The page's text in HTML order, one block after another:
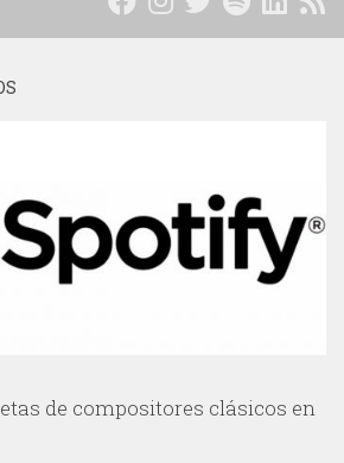
de compositores clásicos en